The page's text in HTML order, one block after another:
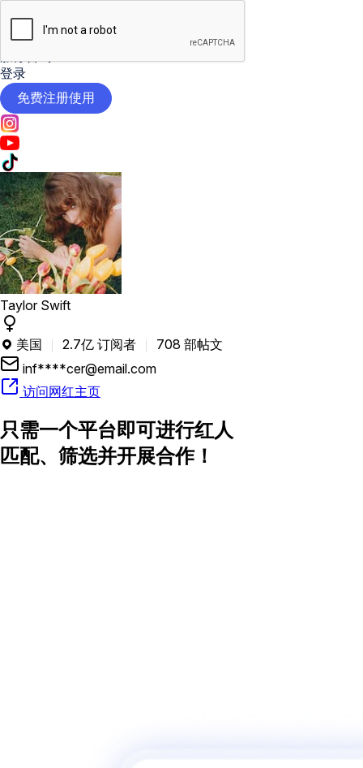
AI工具
定价
登录
免费注册使用
Taylor Swift
 美国 2.7亿 订阅者
708 部帖文
inf****cer@email.com
访问网红主页
只需一个平台即可进行红人
匹配、筛选并开展合作！